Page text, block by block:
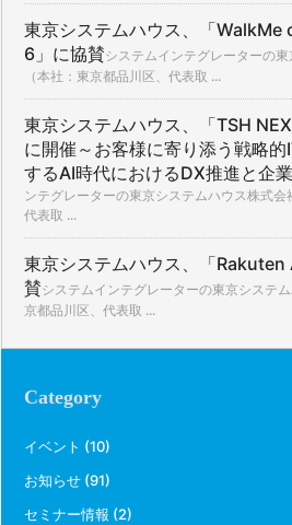
東京システムハウス、「
6」に協賛システムインテグレーターの
（本社：東京都品川区、代表取 ...
東京システムハウス、「TSH
に開催～お客様に寄り添う戦略
するAI時代におけるDX推進と企
ンテグレーターの東京システムハウス株式会
代表取 ...
東京システムハウス、「
賛システムインテグレーターの東京システ
京都品川区、代表取 ...
Category
イベント (10)
お知らせ(91)
セミナー情報 (2)